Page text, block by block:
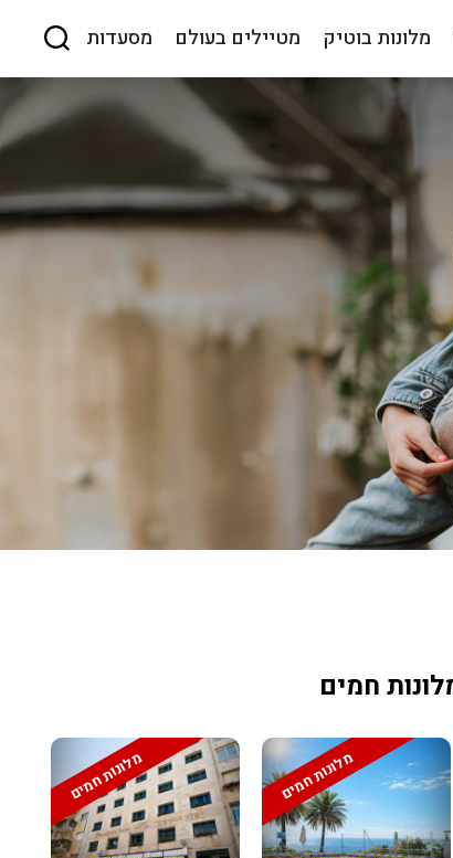
מלונות בוטיק מטיילים בעולם מסעדות
חמים
מלונות חמים מלונות חמים